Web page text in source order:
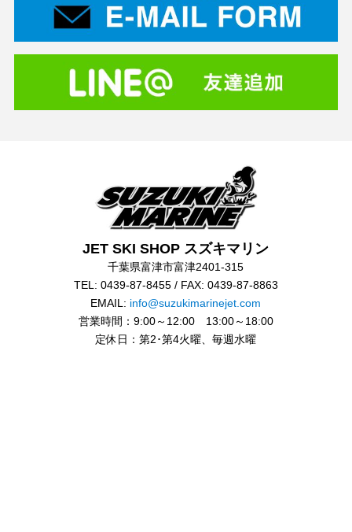
JET SKI SHOP スズキマリン
千葉県富津市富津2401-315
TEL: 0439-87-8455 / FAX: 0439-87-8863
EMAIL: info@suzukimarinejet.com
営業時間：9:00～12:00 13:00～18:00
定休日：第2･第4火曜、毎週水曜